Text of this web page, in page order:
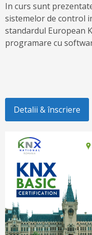
In curs sunt
sistemelor de control
standardul European
programare cu
Detalii & înscriere